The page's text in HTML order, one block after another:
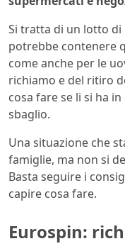
Si tratta di un lotto
potrebbe contenere
come anche per le
richiamo e del ritiro
cosa fare se li si ha
sbaglio.
Una situazione che
famiglie, ma non si
Basta seguire i
capire cosa fare.
Eurospin: